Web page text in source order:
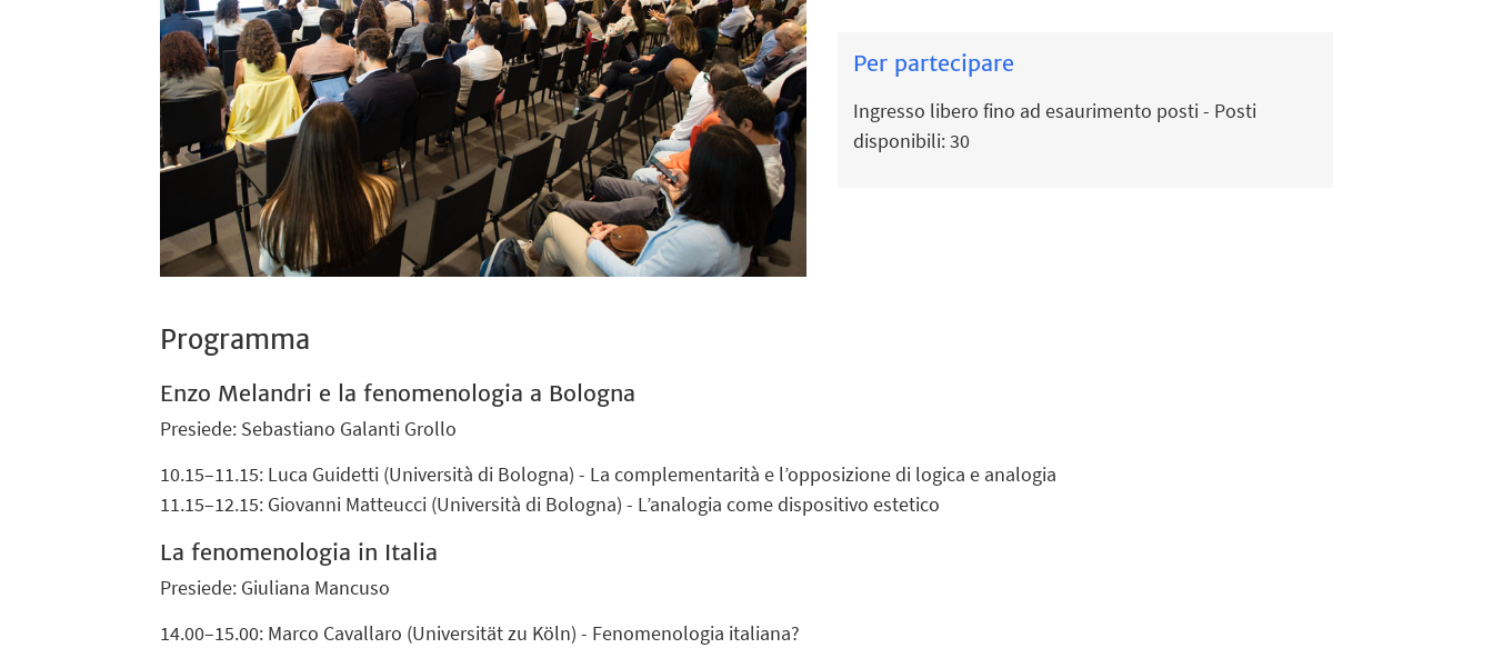
Per partecipare
Ingresso libero fino ad esaurimento posti - Posti
disponibili: 30
Programma
Enzo Melandri e la fenomenologia a Bologna
Presiede: Sebastiano Galanti Grollo
10.15–11.15: Luca Guidetti (Università di Bologna) - La complementarità e l’opposizione di logica e analogia
11.15–12.15: Giovanni Matteucci (Università di Bologna) - L’analogia come dispositivo estetico
La fenomenologia in Italia
Presiede: Giuliana Mancuso
14.00–15.00: Marco Cavallaro (Universität zu Köln) - Fenomenologia italiana?